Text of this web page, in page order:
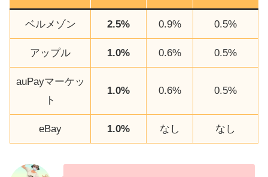
ベルメゾン 2.5% 0.9% 0.5%
アップル 1.0% 0.6% 0.5%
auPayマーケッ
ト
1.0% 0.6% 0.5%
eBay 1.0% なし なし